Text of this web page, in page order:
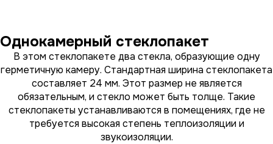
Однокамерный стеклопакет
В этом стеклопакете два стекла, образующие одну
герметичную камеру. Стандартная ширина стеклопакета
составляет 24 мм. Этот размер не является
обязательным, и стекло может быть толще. Такие
стеклопакеты устанавливаются в помещениях, где не
требуется высокая степень теплоизоляции и
звукоизоляции.